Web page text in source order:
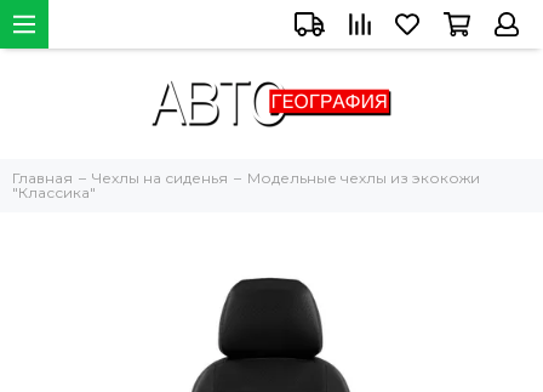
Главная Чехлы на сиденья
Модельные чехлы из экокожи
"Классика"